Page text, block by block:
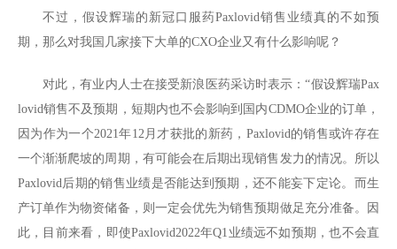
不过，假设辉瑞的新冠口服药Paxlovid销售业绩真的不如预
期，那么对我国几家接下大单的CXO企业又有什么影响呢？
对此，有业内人士在接受新浪医药采访时表示：“假设辉瑞Pax
lovid销售不及预期，短期内也不会影响到国内CDMO企业的订单，
因为作为一个2021年12月才获批的新药，Paxlovid的销售或许存在
一个渐渐爬坡的周期，有可能会在后期出现销售发力的情况。所以
Paxlovid后期的销售业绩是否能达到预期，还不能妄下定论。而生
产订单作为物资储备，则一定会优先为销售预期做足充分准备。因
此，目前来看，即使Paxlovid2022年Q1业绩远不如预期，也不会直